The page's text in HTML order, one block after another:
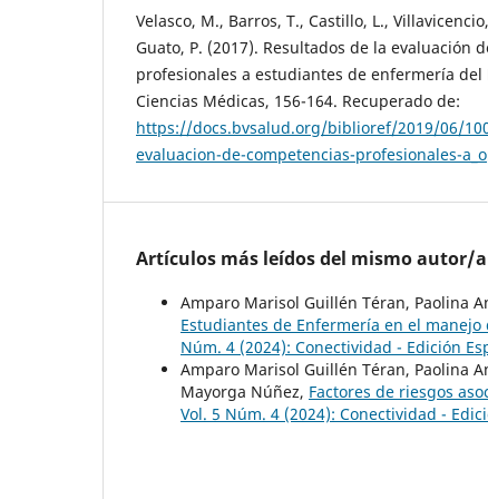
Velasco, M., Barros, T., Castillo, L.,
Guato, P. (2017). Resultados de la evaluación
profesionales a estudiantes de enfermería del
Ciencias Médicas, 156-164. Recuperado de:
https://docs.bvsalud.org/biblioref/2019/06/
evaluacion-de-competencias-profesionales-
Artículos más leídos del mismo autor/a
Amparo Marisol Guillén Téran, Paolina
Estudiantes de Enfermería en el
Núm. 4 (2024): Conectividad - Edición
Amparo Marisol Guillén Téran, Paolina
Mayorga Núñez, Factores de riesgos
Vol. 5 Núm. 4 (2024): Conectividad -